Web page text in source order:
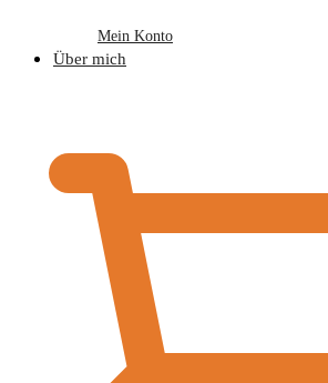
Mein Konto
Über mich